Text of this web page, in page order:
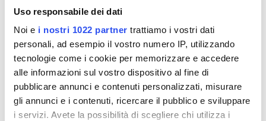
Uso responsabile dei dati
Noi e i nostri 1022 partner trattiamo i vostri dati
personali, ad esempio il vostro numero IP, utilizzando
tecnologie come i cookie per memorizzare e accedere
alle informazioni sul vostro dispositivo al fine di
pubblicare annunci e contenuti personalizzati, misurare
gli annunci e i contenuti, ricercare il pubblico e sviluppare
i servizi. Avete la possibilità di scegliere chi utilizza i